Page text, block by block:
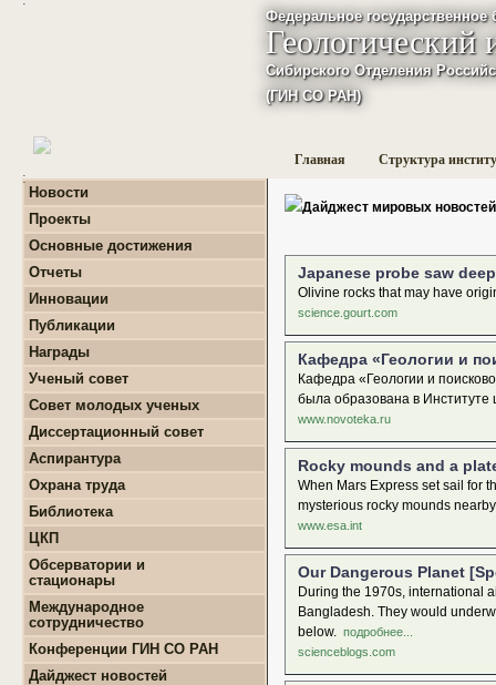
Федеральное
Сибирского Отделения
(ГИН СО РАН)
Главная Структура
:
Новости
Проекты
+
базовые проекты по
приоритетным
+ Гранты
+ Международные
+
Завершенные проекты.
Основные достижения
Отчеты
+
Фундаментальные
базовые проекты по
направлениям РАН
+ Программы Президиума
+ Программы Отделения
наук о Земле РАН
+
программы Сибирского
отделения РАН
Инновации
Публикации
+
Монографии
Награды
Ученый совет
Совет молодых ученых
+
+
Список молодых ученых
+
Положение о СМУ ГИН
СО РАН
+ ФЦП "ЖИЛИЩЕ"
+ Популяризация науки
Диссертационный совет
Аспирантура
+
деятельность
+ Информация для
поступающих
+ Поступление в ВУЗ
онлайн
+ Аттестация аспирантов
+ Личные кабинеты
аспирантов
+
Нормативные документы
+
Полезные ссылки
Охрана труда
Библиотека
ЦКП
+
+ Оборудование
+
образцов
+ Документы
Обсерватории и
стационары
+
+ Обсерватории
+
Стационары
+
Контакты
Международное
сотрудничество
Конференции ГИН СО РАН
Дайджест новостей
Дайджест мировых
Japanese probe saw
Olivine rocks that may have
science.gourt.com
Кафедра «Геологии и
Кафедра «Геологии и
была образована в
www.novoteka.ru
Rocky mounds and a
When Mars Express set sail for
mysterious rocky mounds
www.esa.int
Our Dangerous Planet
During the 1970s, international
Bangladesh. They would
below. подробнее...
scienceblogs.com